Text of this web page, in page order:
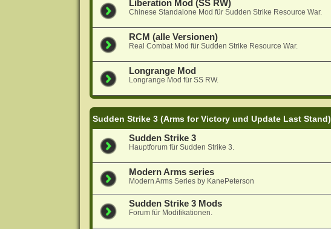
Liberation Mod (SS RW)
Chinese Standalone Mod für Sudden Strike Resource War.
RCM (alle Versionen)
Real Combat Mod für Sudden Strike Resource War.
Longrange Mod
Longrange Mod für SS RW.
Sudden Strike 3 (Arms for Victory und Update Last Stand)
Sudden Strike 3
Hauptforum für Sudden Strike 3.
Modern Arms series
Modern Arms Series by KanePeterson
Sudden Strike 3 Mods
Forum für Modifikationen.